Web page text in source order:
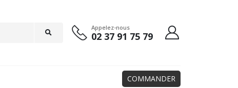
Appelez-nous
02 37 91 75 79
COMMANDER